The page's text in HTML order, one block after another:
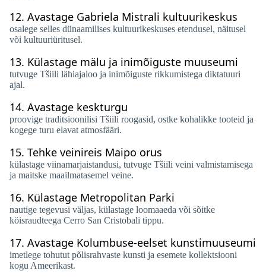
12. Avastage Gabriela Mistrali kultuurikeskus
osalege selles dünaamilises kultuurikeskuses etendusel, näitusel
või kultuuriüritusel.
13. Külastage mälu ja inimõiguste muuseumi
tutvuge Tšiili lähiajaloo ja inimõiguste rikkumistega diktatuuri
ajal.
14. Avastage keskturgu
proovige traditsioonilisi Tšiili roogasid, ostke kohalikke tooteid ja
kogege turu elavat atmosfääri.
15. Tehke veinireis Maipo orus
külastage viinamarjaistandusi, tutvuge Tšiili veini valmistamisega
ja maitske maailmatasemel veine.
16. Külastage Metropolitan Parki
nautige tegevusi väljas, külastage loomaaeda või sõitke
köisraudteega Cerro San Cristobali tippu.
17. Avastage Kolumbuse-eelset kunstimuuseumi
imetlege tohutut põlisrahvaste kunsti ja esemete kollektsiooni
kogu Ameerikast.